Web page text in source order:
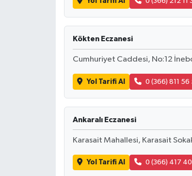
Kökten Eczanesi
Cumhuriyet Caddesi, No:12
Yol Tarifi Al 0 (366) 811 56
Ankaralı Eczanesi
Karasait Mahallesi, Karasait
Yol Tarifi Al 0 (366) 417